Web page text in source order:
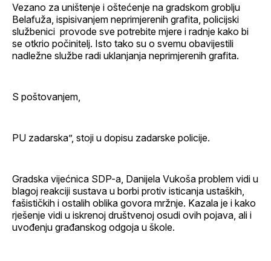
Vezano za uništenje i oštećenje na gradskom groblju
Belafuža, ispisivanjem neprimjerenih grafita, policijski
službenici provode sve potrebite mjere i radnje kako bi
se otkrio počinitelj. Isto tako su o svemu obavijestili
nadležne službe radi uklanjanja neprimjerenih grafita.
S poštovanjem,
PU zadarska”, stoji u dopisu zadarske policije.
Gradska vijećnica SDP-a, Danijela Vukoša problem vidi u
blagoj reakciji sustava u borbi protiv isticanja ustaških,
fašističkih i ostalih oblika govora mržnje. Kazala je i kako
rješenje vidi u iskrenoj društvenoj osudi ovih pojava, ali i
uvođenju građanskog odgoja u škole.